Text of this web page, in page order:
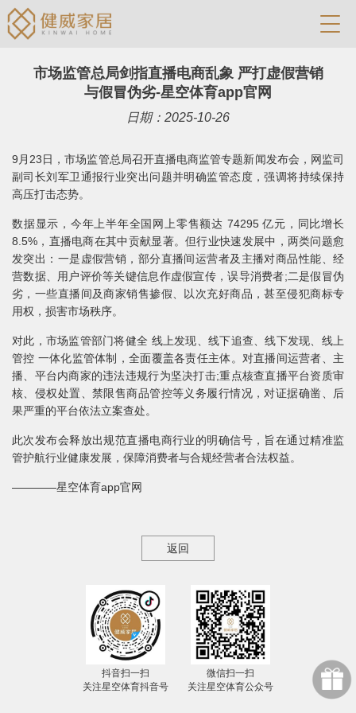
市场监管总局剑指直播电商乱象 严打虚假营销
与假冒伪劣-星空体育app官网
日期：2025-10-26
9月23日，市场监管总局召开直播电商监管专题新闻发布会，网监司
副司长刘军卫通报行业突出问题并明确监管态度，强调将持续保持
高压打击态势。
数据显示，今年上半年全国网上零售额达 74295 亿元，同比增长
8.5%，直播电商在其中贡献显著。但行业快速发展中，两类问题愈
发突出：一是虚假营销，部分直播间运营者及主播对商品性能、经
营数据、用户评价等关键信息作虚假宣传，误导消费者;二是假冒伪
劣，一些直播间及商家销售掺假、以次充好商品，甚至侵犯商标专
用权，损害市场秩序。
对此，市场监管部门将健全 线上发现、线下追查、线下发现、线上
管控 一体化监管体制，全面覆盖各责任主体。对直播间运营者、主
播、平台内商家的违法违规行为坚决打击;重点核查直播平台资质审
核、侵权处置、禁限售商品管控等义务履行情况，对证据确凿、后
果严重的平台依法立案查处。
此次发布会释放出规范直播电商行业的明确信号，旨在通过精准监
管护航行业健康发展，保障消费者与合规经营者合法权益。
————星空体育app官网
返回
抖音扫一扫
关注星空体育抖音号
微信扫一扫
关注星空体育公众号